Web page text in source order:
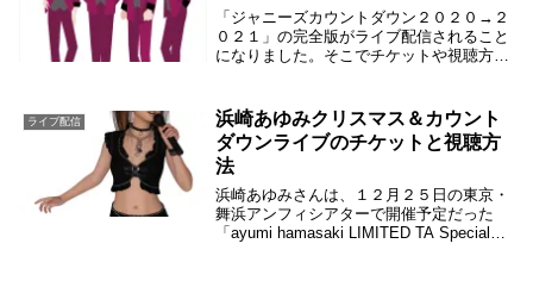
「ジャニーズカウントダウン２０２０→２
０２１」の完全版がライブ配信されること
になりました。そこでチケットや視聴方法
０２１の完全版がオンラインで配信される
こと...
ライブ配信
浜崎あゆみクリスマス＆カウント
ダウンライブのチケットと視聴方
法
浜崎あゆみさんは、１２月２５日の東京・
舞浜アンフィシアターで開催予定だった
「ayumi hamasaki LIMITED TA Special